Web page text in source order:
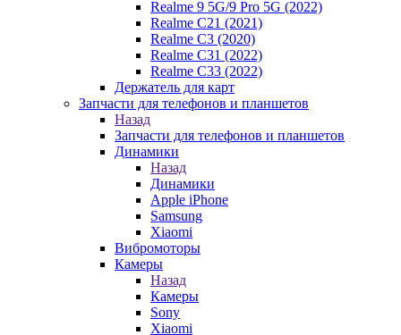
Realme 9 5G/9 Pro 5G (2022)
Realme C21 (2021)
Realme C3 (2020)
Realme C31 (2022)
Realme C33 (2022)
Держатель для карт
Запчасти для телефонов и планшетов
Назад
Запчасти для телефонов и планшетов
Динамики
Назад
Динамики
Apple iPhone
Samsung
Xiaomi
Вибромоторы
Камеры
Назад
Камеры
Sony
Xiaomi